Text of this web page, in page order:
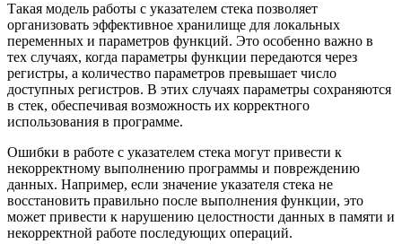
Такая модель работы с указателем стека позволяет
организовать эффективное хранилище для локальных
переменных и параметров функций. Это особенно важно в
тех случаях, когда параметры функции передаются через
регистры, а количество параметров превышает число
доступных регистров. В этих случаях параметры сохраняются
в стек, обеспечивая возможность их корректного
использования в программе.
Ошибки в работе с указателем стека могут привести к
некорректному выполнению программы и повреждению
данных. Например, если значение указателя стека не
восстановить правильно после выполнения функции, это
может привести к нарушению целостности данных в памяти и
некорректной работе последующих операций.